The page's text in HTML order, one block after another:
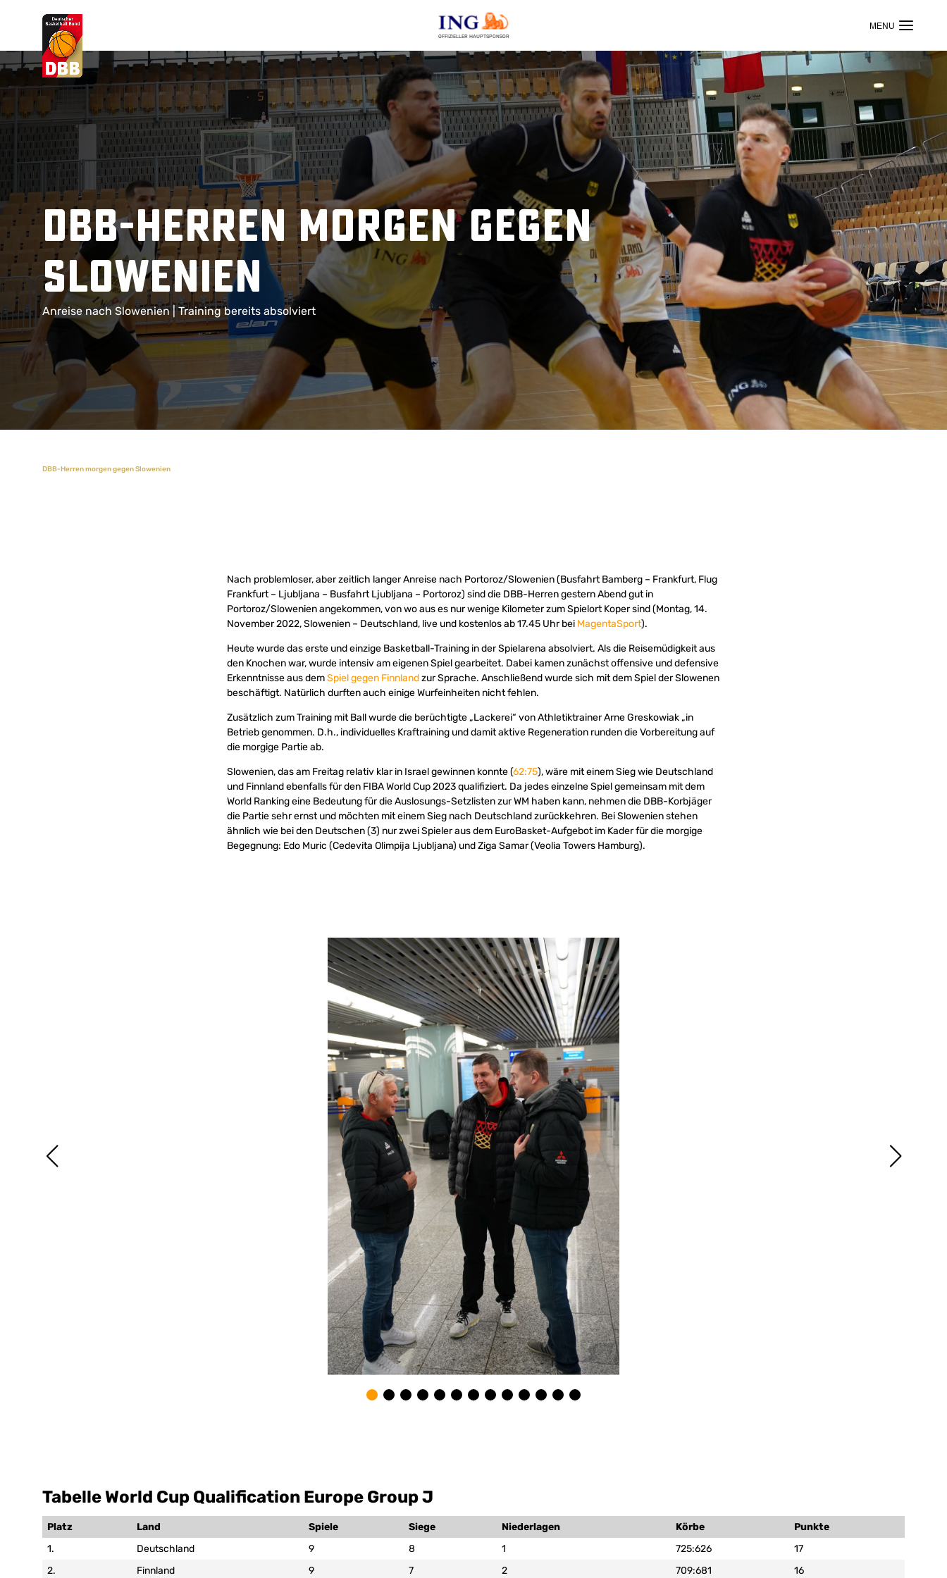
OFFIZIELLER HAUPTSPONSOR
Suchvorschläge
Lorem Ipsum
Dolor Sit
Amet Valputo
DBB-Herren morgen gegen
Slowenien
Anreise nach Slowenien | Training bereits absolviert
DBB-Herren morgen gegen Slowenien
Nach problemloser, aber zeitlich langer Anreise nach Portoroz/Slowenien (Busfahrt Bamberg – Frankfurt, Flug
Frankfurt – Ljubljana – Busfahrt Ljubljana – Portoroz) sind die DBB-Herren gestern Abend gut in
Portoroz/Slowenien angekommen, von wo aus es nur wenige Kilometer zum Spielort Koper sind (Montag, 14.
November 2022, Slowenien – Deutschland, live und kostenlos ab 17.45 Uhr bei MagentaSport).
Heute wurde das erste und einzige Basketball-Training in der Spielarena absolviert. Als die Reisemüdigkeit aus
den Knochen war, wurde intensiv am eigenen Spiel gearbeitet. Dabei kamen zunächst offensive und defensive
Erkenntnisse aus demSpiel gegen Finnlandzur Sprache. Anschließend wurde sich mit dem Spiel der Slowenen
beschäftigt. Natürlich durften auch einige Wurfeinheiten nicht fehlen.
Zusätzlich zum Training mit Ball wurde die berüchtigte „Lackerei“ von Athletiktrainer Arne Greskowiak „in
Betrieb genommen. D.h., individuelles Kraftraining und damit aktive Regeneration runden die Vorbereitung auf
die morgige Partie ab.
Slowenien, das am Freitag relativ klar in Israel gewinnen konnte (62:75), wäre mit einem Sieg wie Deutschland
und Finnland ebenfalls für den FIBA World Cup 2023 qualifiziert. Da jedes einzelne Spiel gemeinsam mit dem
World Ranking eine Bedeutung für die Auslosungs-Setzlisten zur WM haben kann, nehmen die DBB-Korbjäger
die Partie sehr ernst und möchten mit einem Sieg nach Deutschland zurückkehren. Bei Slowenien stehen
ähnlich wie bei den Deutschen (3) nur zwei Spieler aus dem EuroBasket-Aufgebot im Kader für die morgige
Begegnung: Edo Muric (Cedevita Olimpija Ljubljana) und Ziga Samar (Veolia Towers Hamburg).
Tabelle World Cup Qualification Europe Group J
Platz Land Spiele Siege Niederlagen Körbe
Punkte
1.
Deutschland 9 8 1 725:626
17
2.
Finnland 9 7 2 709:681
16